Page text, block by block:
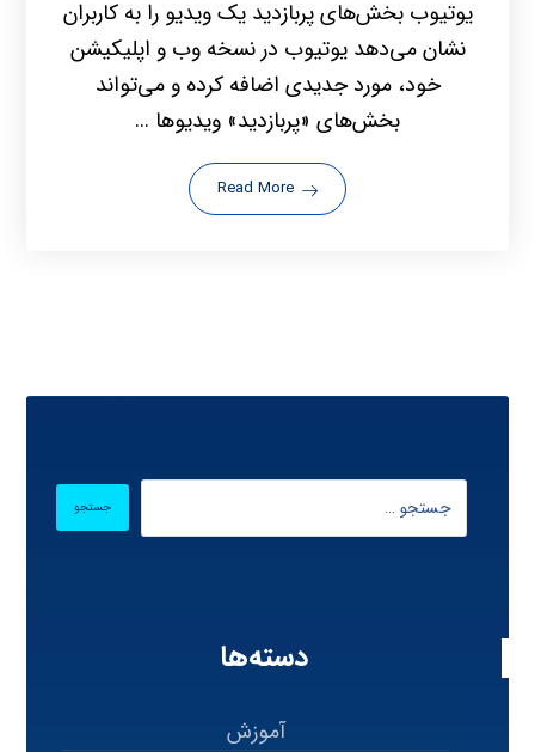
یوتیوب بخش‌های پربازدید یک ویدیو را به کاربران
نشان می‌دهد یوتیوب در نسخه وب و اپلیکیشن
خود، مورد جدیدی اضافه کرده و می‌تواند
بخش‌های «پربازدید» ویدیوها ...
Read More
دسته‌ها
آموزش